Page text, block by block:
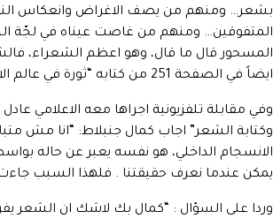
بشعر… ومنهم من يصف الاغراض وانعكاس النور
المتفوقين… ومنهم من غاصت عيناه في لجّة
المسحور قال ما قال، وهو اعظم الشعراء،
ايضاً في الصفحة 251 من كتابه “ثورة في عالم الانسان”).
وكتابة الشعر” اجاب كمال جنبلاط: “انا مش
الانسجام الداخلي، هو نفسه يعبر عن حاله
يمكن عندما نعرف حقيقتنا . فلهذا السبب
وردا على السؤال : “كمال بك لاشك ان الشعر